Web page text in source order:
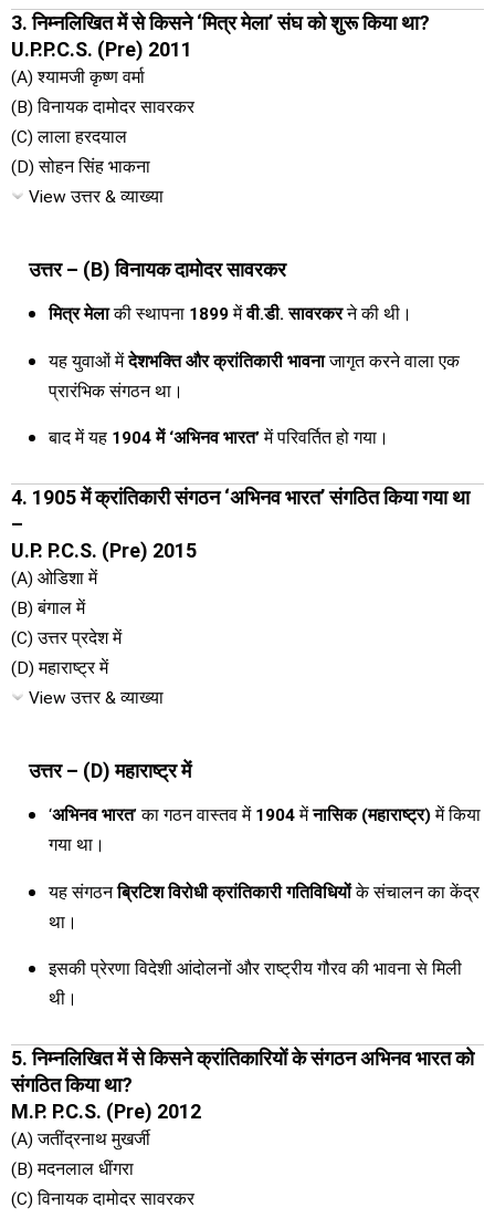
3. निम्नलिखित में से किसने ‘मित्र मेला’ संघ को शुरू किया था?
U.P.P.C.S. (Pre) 2011
(A) श्यामजी कृष्ण वर्मा
(B) विनायक दामोदर सावरकर
(C) लाला हरदयाल
(D) सोहन सिंह भाकना
View उत्तर & व्याख्या
उत्तर – (B) विनायक दामोदर सावरकर
मित्र मेलाकी स्थापना 1899मेंवी.डी. सावरकरने की थी।
यह युवाओं मेंदेशभक्ति और क्रांतिकारी भावनाजागृत करने वाला एक
प्रारंभिक संगठन था।
बाद में यह 1904 में ‘अभिनव भारत’में परिवर्तित हो गया।
4. 1905 में क्रांतिकारी संगठन ‘अभिनव भारत’ संगठित किया गया था
–
U.P. P.C.S. (Pre) 2015
(A) ओडिशा में
(B) बंगाल में
(C) उत्तर प्रदेश में
(D) महाराष्ट्र में
View उत्तर & व्याख्या
उत्तर – (D) महाराष्ट्र में
‘अभिनव भारत’ का गठन वास्तव में 1904मेंनासिक (महाराष्ट्र)में किया
गया था।
यह संगठनब्रिटिश विरोधी क्रांतिकारी गतिविधियोंके संचालन का केंद्र
था।
इसकी प्रेरणा विदेशी आंदोलनों और राष्ट्रीय गौरव की भावना से मिली
थी।
5. निम्नलिखित में से किसने क्रांतिकारियों के संगठन अभिनव भारत को
संगठित किया था?
M.P. P.C.S. (Pre) 2012
(A) जतींद्रनाथ मुखर्जी
(B) मदनलाल धींगरा
(C) विनायक दामोदर सावरकर